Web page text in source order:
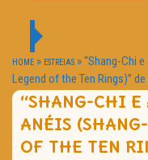
PASSATEMPOS
HOME CINEMA
NOTA PESSOAL
HOME » ESTREIAS »“Shang-Chi
Legend of the Ten Rings)”
“SHANG-CHI E
ANÉIS
OF THE TEN